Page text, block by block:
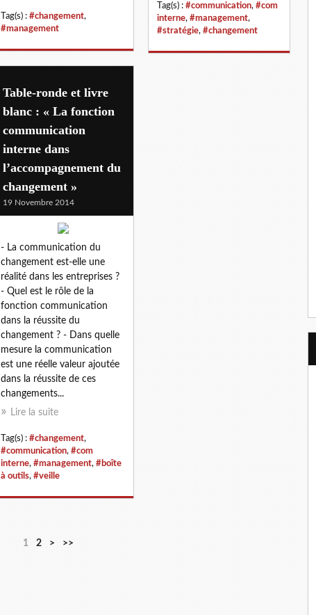
Tag(s) : #changement,
#management
Tag(s) : #communication, #com
interne, #management,
#stratégie, #changement
Table-ronde et livre
blanc : « La fonction
communication
interne dans
l’accompagnement du
changement »
19 Novembre 2014
- La communication du
changement est-elle une
réalité dans les entreprises ?
- Quel est le rôle de la
fonction communication
dans la réussite du
changement ? - Dans quelle
mesure la communication
est une réelle valeur ajoutée
dans la réussite de ces
changements...
Lire la suite
Tag(s) : #changement,
#communication, #com
interne, #management, #boîte
à outils, #veille
1 2 > >>